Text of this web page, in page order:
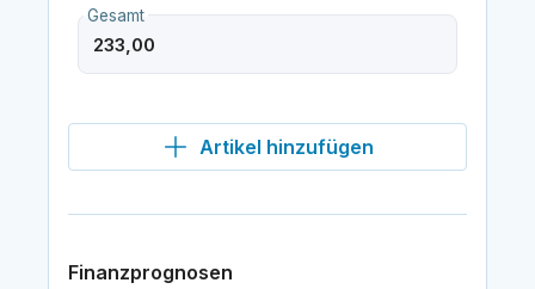
Gesamt
Artikel hinzufügen
Finanzprognosen